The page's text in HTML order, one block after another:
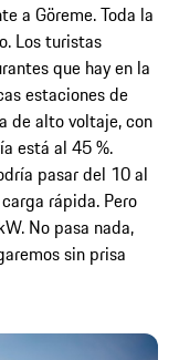
a Göreme. Toda la
Los turistas
que hay en la
estaciones de
de alto voltaje, con
está al 45 %.
pasar del 10 al
rápida. Pero
No pasa nada,
sin prisa